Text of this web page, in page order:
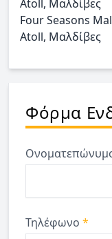
Atoll, Μαλδίβες
Four Seasons
Atoll, Μαλδίβες
Φόρμα
Τηλέφωνο *